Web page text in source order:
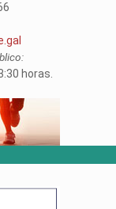
horas.